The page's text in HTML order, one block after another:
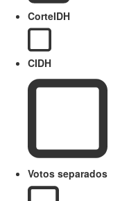
CorteIDH
CIDH
Votos separados